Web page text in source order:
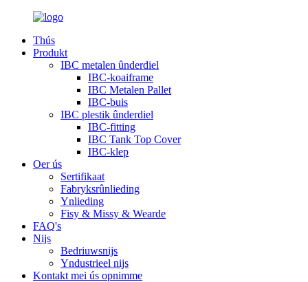
Thús
Produkt
IBC metalen ûnderdiel
IBC-koaiframe
IBC Metalen Pallet
IBC-buis
IBC plestik ûnderdiel
IBC-fitting
IBC Tank Top Cover
IBC-klep
Oer ús
Sertifikaat
Fabryksrûnlieding
Ynlieding
Fisy & Missy & Wearde
FAQ's
Nijs
Bedriuwsnijs
Yndustrieel nijs
Kontakt mei ús opnimme